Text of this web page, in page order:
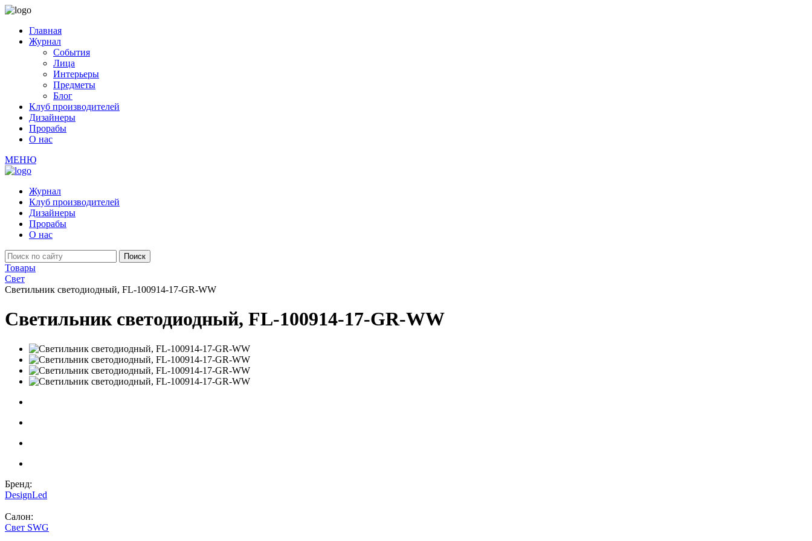
Главная
Журнал
События
Лица
Интерьеры
Предметы
Блог
Клуб производителей
Дизайнеры
Прорабы
О нас
МЕНЮ
Журнал
Клуб производителей
Дизайнеры
Прорабы
О нас
Товары
Свет
Светильник светодиодный, FL-100914-17-GR-WW
Светильник светодиодный, FL-100914-17-GR-WW
Бренд:
DesignLed
Салон:
Свет SWG